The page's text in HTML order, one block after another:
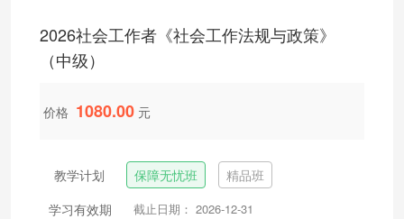
2026社会工作者《社会工作法规与政策》
（中级）
价格 1080.00 元
教学计划 保障无忧班
精品班
学习有效期
截止日期： 2026-12-31